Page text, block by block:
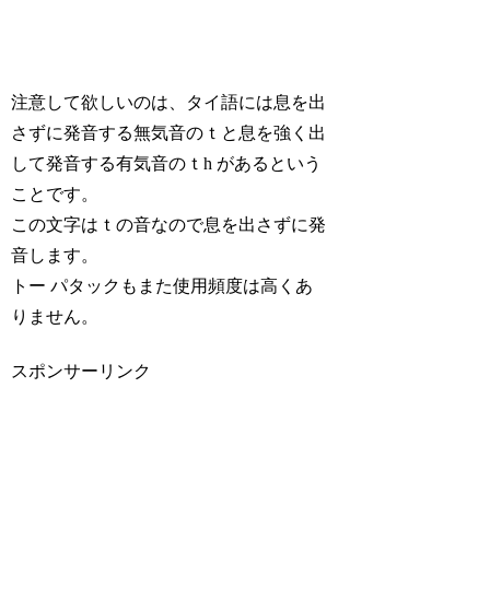
注意して欲しいのは、タイ語には息を出
さずに発音する無気音のｔと息を強く出
して発音する有気音のｔh があるという
ことです。
この文字はｔの音なので息を出さずに発
音します。
トー パタックもまた使用頻度は高くあ
りません。
スポンサーリンク